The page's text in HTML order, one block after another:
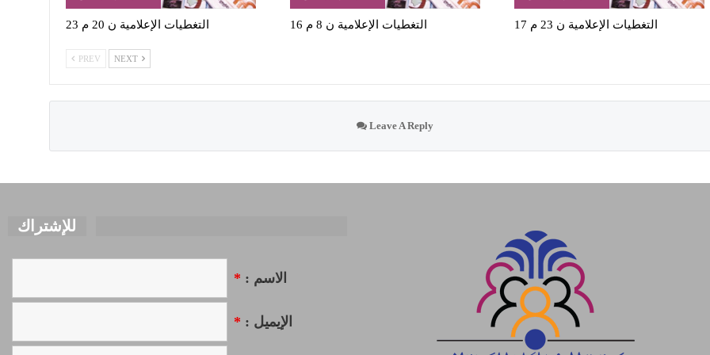
التغطيات الإعلامية ن 20 م 23 التغطيات الإعلامية ن 8 م 16 التغطيات الإعلامية ن 23 م 17
PREV NEXT
Leave A Reply
للإشتراك
الاسم : *
الإيميل : *